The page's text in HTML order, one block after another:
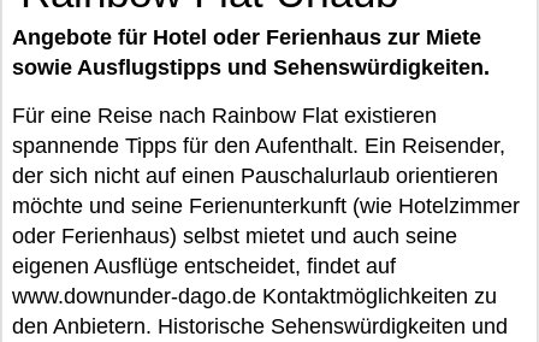
Angebote für Hotel oder Ferienhaus zur Miete
sowie Ausflugstipps und Sehenswürdigkeiten.
Für eine Reise nach Rainbow Flat existieren
spannende Tipps für den Aufenthalt. Ein Reisender,
der sich nicht auf einen Pauschalurlaub orientieren
möchte und seine Ferienunterkunft (wie Hotelzimmer
oder Ferienhaus) selbst mietet und auch seine
eigenen Ausflüge entscheidet, findet auf
www.downunder-dago.de Kontaktmöglichkeiten zu
den Anbietern. Historische Sehenswürdigkeiten und